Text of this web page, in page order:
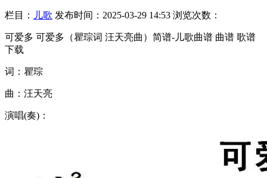
栏目： 儿歌 发布时间：2025-03-29 14:53 浏览次数：
可爱多 可爱多（瞿琮词 汪天亮曲）简谱-儿歌曲谱 曲谱 歌谱
下载
词：瞿琮
曲：汪天亮
演唱(奏)：